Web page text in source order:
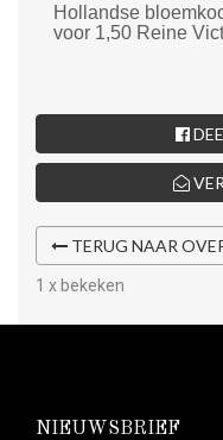
Hollandse
voor 1,50 Reine
TERUG NAAR
1 x bekeken
NIEUWSBRIEF